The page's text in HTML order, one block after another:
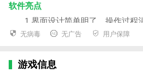
软件亮点
1.界面设计简单明了，操作过程
2.以影视为主题，充满了现代性
无病毒 无广告 用户保障
游戏信息